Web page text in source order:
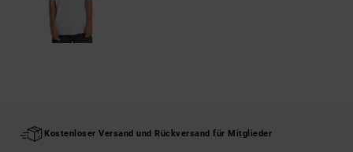
Kostenloser Versand und Rückversand für Mitglieder